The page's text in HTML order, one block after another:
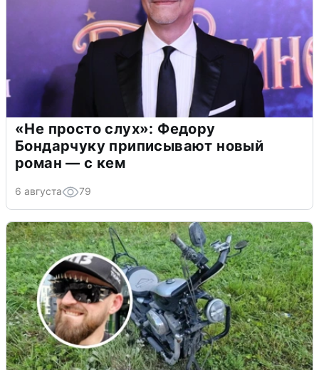
«Не просто слух»: Федору
Бондарчуку приписывают новый
роман — с кем
6 августа 79